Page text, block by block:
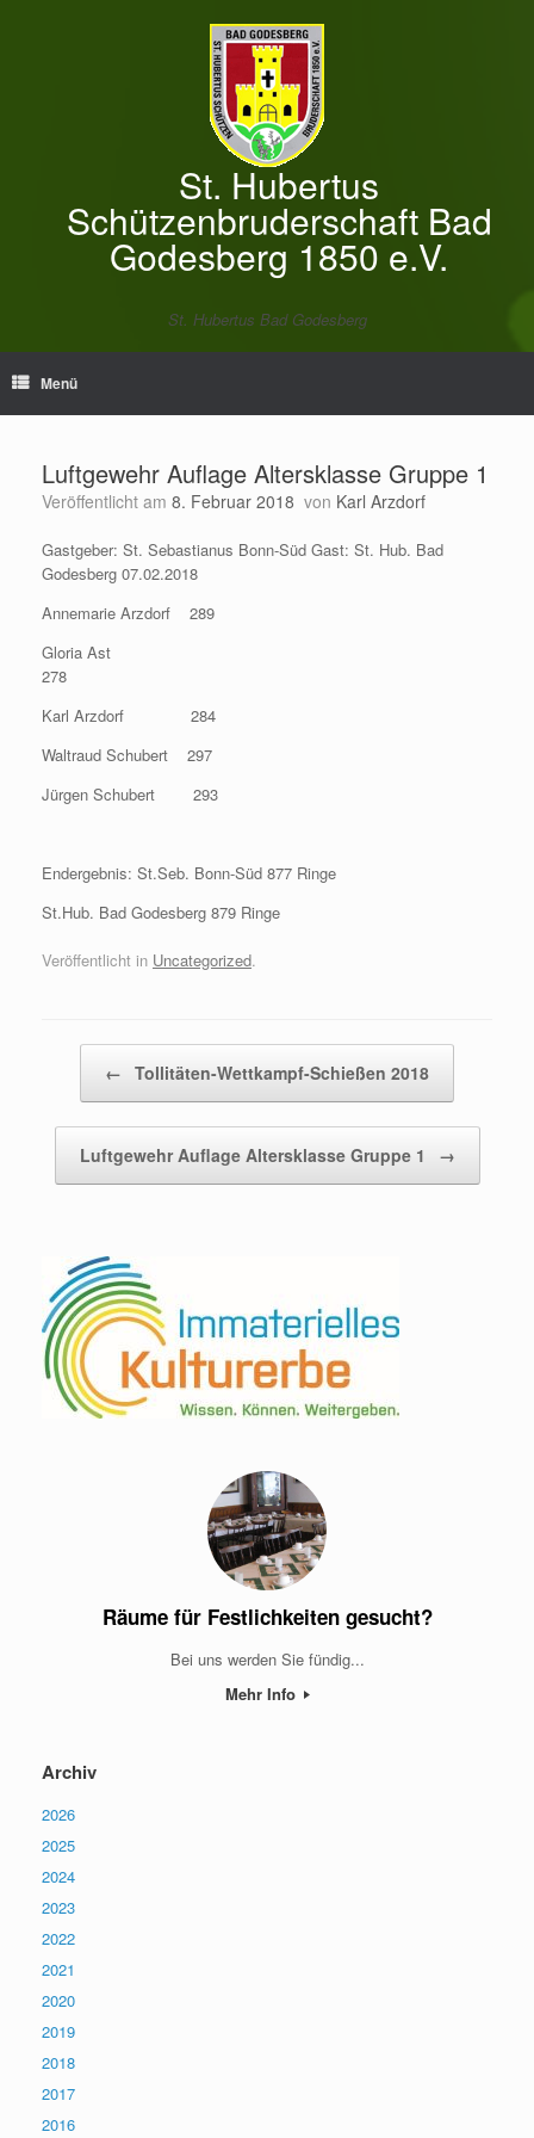
St. Hubertus
Schützenbruderschaft Bad
Godesberg 1850 e.V.
St. Hubertus Bad Godesberg
Menü
Luftgewehr Auflage Altersklasse Gruppe 1
Veröffentlicht am 8. Februar 2018 von Karl Arzdorf
Gastgeber: St. Sebastianus Bonn-Süd Gast: St. Hub. Bad
Godesberg 07.02.2018
Annemarie Arzdorf 289
Gloria Ast
278
Karl Arzdorf 284
Waltraud Schubert 297
Jürgen Schubert 293
Endergebnis: St.Seb. Bonn-Süd 877 Ringe
St.Hub. Bad Godesberg 879 Ringe
Veröffentlicht in Uncategorized.
← Tollitäten-Wettkampf-Schießen 2018
Luftgewehr Auflage Altersklasse Gruppe 1 →
Räume für Festlichkeiten gesucht?
Bei uns werden Sie fündig...
Mehr Info
Archiv
2026
2025
2024
2023
2022
2021
2020
2019
2018
2017
2016